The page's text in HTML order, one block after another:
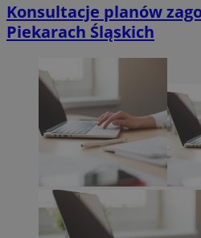
Konsultacje planów
Piekarach Śląskich